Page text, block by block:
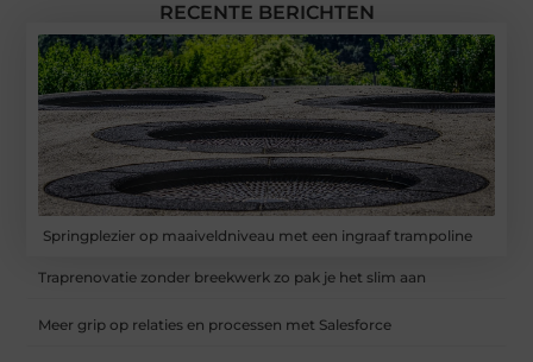
RECENTE BERICHTEN
Springplezier op maaiveldniveau met een ingraaf trampoline
Traprenovatie zonder breekwerk zo pak je het slim aan
Meer grip op relaties en processen met Salesforce